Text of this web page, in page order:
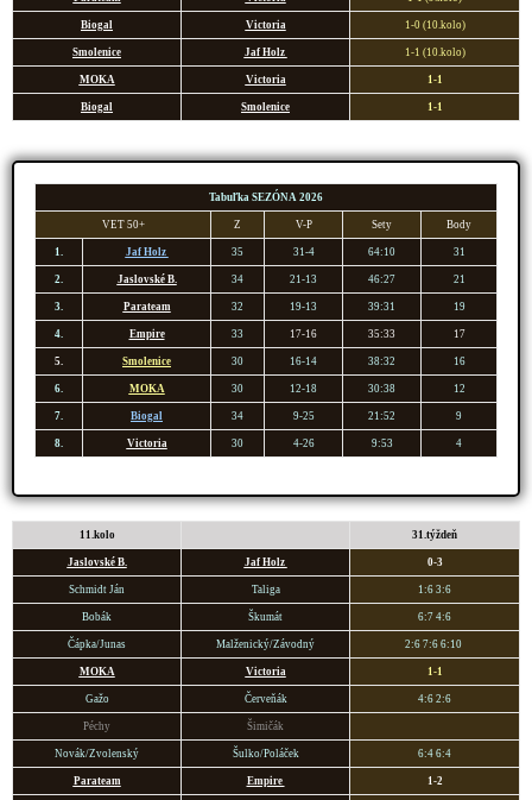
Biogal Victoria 1-0 (10.kolo)
Smolenice Jaf Holz 1-1 (10.kolo)
MOKA Victoria 1-1
Biogal Smolenice 1-1
Tabuľka SEZÓNA 2026
VET 50+ Z V-P Sety Body
1. Jaf Holz 35 31-4 64:10 31
2. Jaslovské B. 34 21-13 46:27 21
3. Parateam 32 19-13 39:31 19
4. Empire 33 17-16 35:33 17
5. Smolenice 30 16-14 38:32 16
6. MOKA 30 12-18 30:38 12
7. Biogal 34 9-25 21:52 9
8. Victoria 30 4-26 9:53 4
11.kolo 31.týždeň
Jaslovské B. Jaf Holz 0-3
Schmidt Ján Taliga 1:6 3:6
Bobák Škumát 6:7 4:6
Čápka/Junas Malženický/Závodný 2:6 7:6 6:10
MOKA Victoria 1-1
Gažo Červeňák 4:6 2:6
Péchy Šimičák
Novák/Zvolenský Šulko/Poláček 6:4 6:4
Parateam Empire 1-2